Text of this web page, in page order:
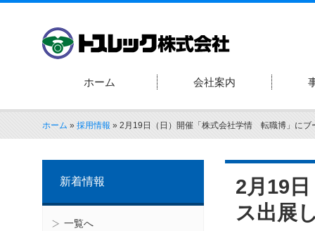
ホーム 会社案内
ホーム » 採用情報 » 2月19日（日）開催「株式会社学情 転職博」にブ
新着情報
一覧へ
2月19
ス出展